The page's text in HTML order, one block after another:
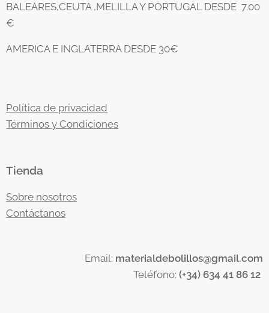
BALEARES,CEUTA ,MELILLA Y PORTUGAL DESDE 7.00
€
AMERICA E INGLATERRA DESDE 30€
Política de privacidad
Términos y Condiciones
Tienda
Sobre nosotros
Contáctanos
Email: materialdebolillos@gmail.com
Teléfono: (+34) 634 41 86 12